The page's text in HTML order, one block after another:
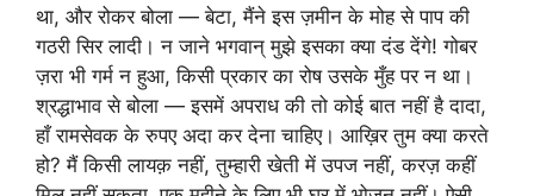
था, और रोकर बोला — बेटा, मैंने इस ज़मीन के मोह से पाप की
गठरी सिर लादी। न जाने भगवान् मुझे इसका क्या दंड देंगे! गोबर
ज़रा भी गर्म न हुआ, किसी प्रकार का रोष उसके मुँह पर न था।
श्रद्धाभाव से बोला — इसमें अपराध की तो कोई बात नहीं है दादा,
हाँ रामसेवक के रुपए अदा कर देना चाहिए। आख़िर तुम क्या करते
हो? मैं किसी लायक़ नहीं, तुम्हारी खेती में उपज नहीं, करज़ कहीं